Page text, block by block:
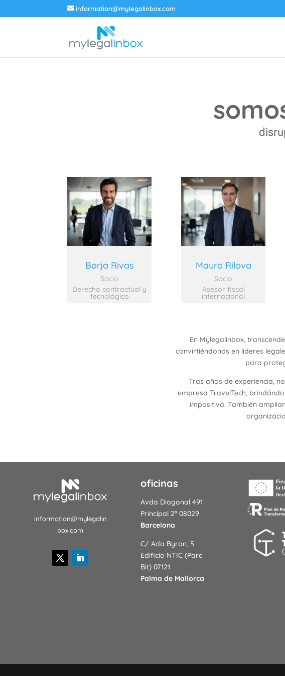
information@mylegalinbox.com
Borja Rivas
Socio
Derecho contractual y
tecnológico
Mauro Rilova
Socio
Asesor fiscal
internacional
En Mylegalinbox,
convirtiéndonos en líderes
para
Tras años de experiencia,
empresa TravelTech,
impositiva. También
information@mylegalin
box.com
oficinas
Avda Diagonal 491
Principal 2ª 08029
Barcelona
C/ Ada Byron, 5
Edificio NTIC (Parc
Bit) 07121
Palma de Mallorca